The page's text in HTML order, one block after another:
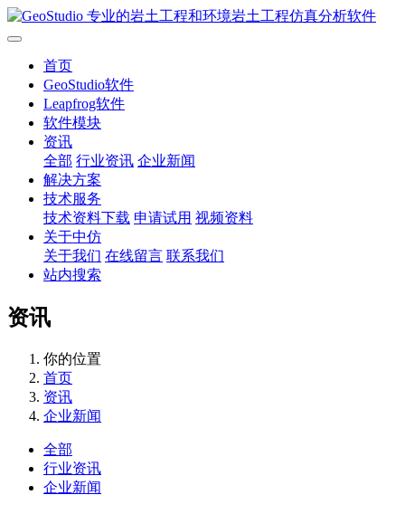
首页
GeoStudio软件
Leapfrog软件
软件模块
资讯
全部 行业资讯 企业新闻
解决方案
技术服务
技术资料下载 申请试用 视频资料
关于中仿
关于我们 在线留言 联系我们
站内搜索
资讯
你的位置
首页
资讯
企业新闻
全部
行业资讯
企业新闻